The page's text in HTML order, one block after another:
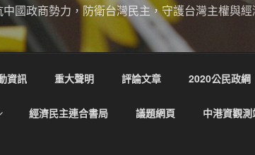
國政商勢力，防衛台灣民主，守護台灣主權與
資訊 重大聲明 評論文章 2020公民政綱
經濟民主連合書局 議題網頁 中港資觀測